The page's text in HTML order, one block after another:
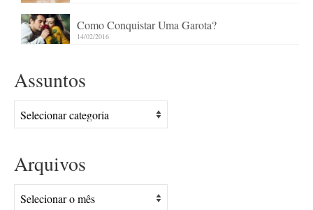
Como Conquistar Uma Garota?
14/02/2016
Assuntos
Assuntos
Arquivos
Arquivos